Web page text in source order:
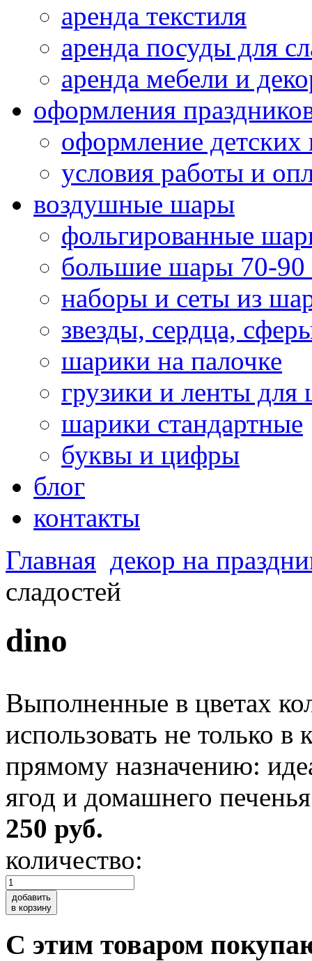
аренда текстиля
аренда посуды для
аренда мебели и
оформления
оформление детских
условия работы и
воздушные шары
фольгированные
большие шары 70-90
наборы и сеты из
звезды, сердца,
шарики на палочке
грузики и ленты для
шарики стандартные
буквы и цифры
блог
контакты
Главная декор на
сладостей
dino
Выполненные в цветах
использовать не только в
прямому назначению:
ягод и домашнего
250 руб.
количество:
добавить
в корзину
C этим товаром